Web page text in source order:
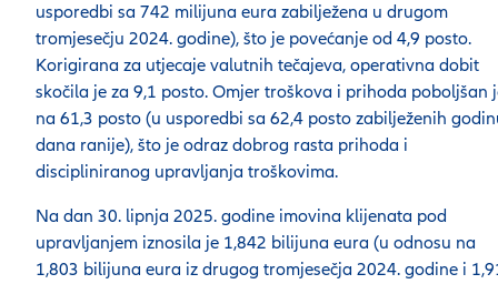
usporedbi sa 742 milijuna eura zabilježena u drugom
tromjesečju 2024. godine), što je povećanje od 4,9 posto.
Korigirana za utjecaje valutnih tečajeva, operativna dobit
skočila je za 9,1 posto. Omjer troškova i prihoda poboljšan
na 61,3 posto (u usporedbi sa 62,4 posto zabilježenih
dana ranije), što je odraz dobrog rasta prihoda i
discipliniranog upravljanja troškovima.
Na dan 30. lipnja 2025. godine imovina klijenata pod
upravljanjem iznosila je 1,842 bilijuna eura (u odnosu na
1,803 bilijuna eura iz drugog tromjesečja 2024. godine i